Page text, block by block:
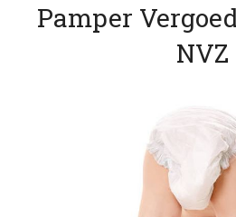
Pamper
NVZ